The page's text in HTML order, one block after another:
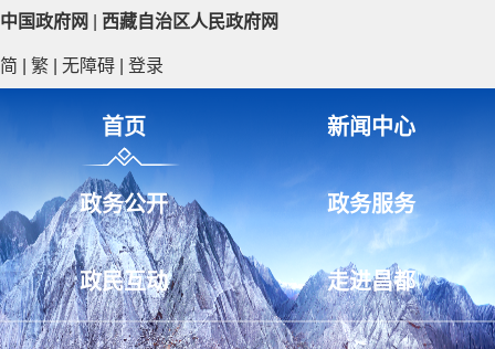
中国政府网 西藏自治区人民政府网
简 繁 无障碍 登录
首页 新闻中心
政务公开 政务服务
政民互动 走进昌都